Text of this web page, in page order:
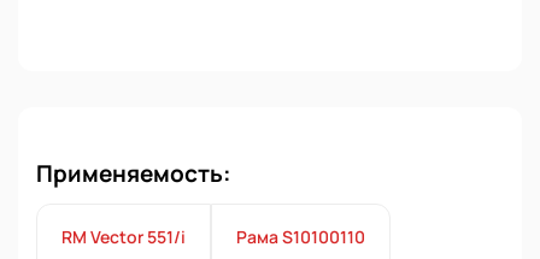
Применяемость:
RM Vector 551/i Рама S10100110